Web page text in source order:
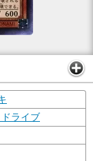
ドライブ